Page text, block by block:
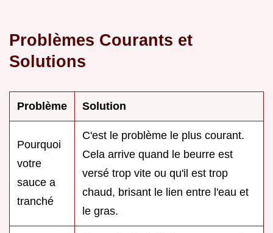
Problèmes Courants et
Solutions
Problème Solution
Pourquoi
votre
sauce a
tranché
C'est le problème le plus courant.
Cela arrive quand le beurre est
versé trop vite ou qu'il est trop
chaud, brisant le lien entre l'eau et
le gras.